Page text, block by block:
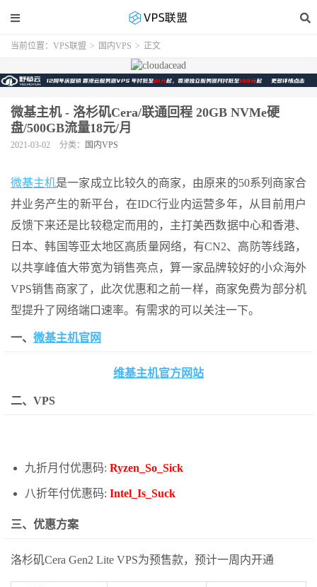
当前位置： VPS联盟 > 国内VPS > 正文
微基主机 - 洛杉矶Cera/联通回程 20GB NVMe硬
盘/500GB流量18元/月
2021-03-02 分类： 国内VPS
微基主机是一家成立比较久的商家，由原来的50系列商家合
并业务产生的新平台，在IDC行业内运营多年，从目前用户
反馈下来还是比较稳定而用的，主打美西数据中心和香港、
日本、韩国等亚太地区高质量网络，有CN2、高防等线路，
以共享峰值大带宽为销售亮点，算一家品牌较好的小众海外
VPS销售商家了，此次优惠和之前一样，商家免费为部分机
型提升了网络端口速率。有需求的可以关注一下。
一、 微基主机官网
维基主机官方网站
二、VPS
九折月付优惠码: Ryzen_So_Sick
八折年付优惠码: Intel_Is_Suck
三、优惠方案
洛杉矶Cera Gen2 Lite VPS为预售款，预计一周内开通